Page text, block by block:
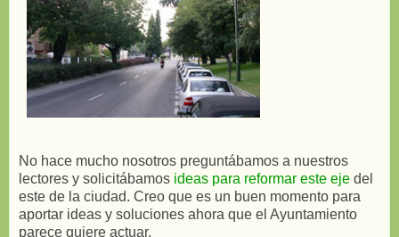
No hace mucho nosotros preguntábamos a nuestros
lectores y solicitábamos ideas para reformar este eje del
este de la ciudad. Creo que es un buen momento para
aportar ideas y soluciones ahora que el Ayuntamiento
parece quiere actuar.